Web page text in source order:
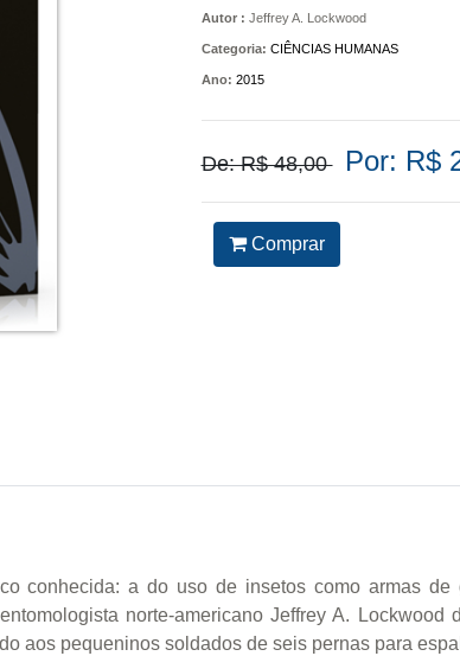
Autor : Jeffrey A. Lockwood
Categoria: CIÊNCIAS HUMANAS
Ano: 2015
De: R$ 48,00 Por: R$
Comprar
conhecida: a do uso de insetos como armas
norte-americano Jeffrey A.
aos pequeninos soldados de seis pernas para